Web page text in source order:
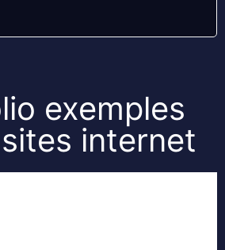
exemples
internet